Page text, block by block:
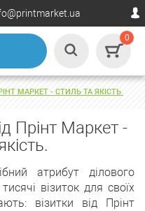
0
МАРКЕТ - СТИЛЬ ТА ЯКІСТЬ.
Прінт Маркет -
атрибут ділового
візиток для своїх
візитки від Прінт